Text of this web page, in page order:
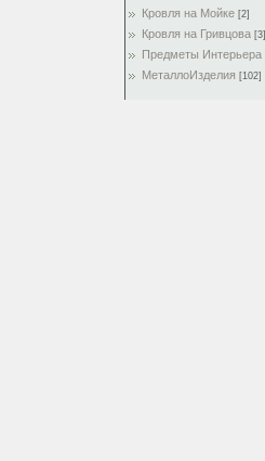
Кровля на Мойке [2]
Кровля на Гривцова [3]
Предметы Интерьера
МеталлоИзделия [102]